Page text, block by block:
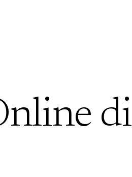
di